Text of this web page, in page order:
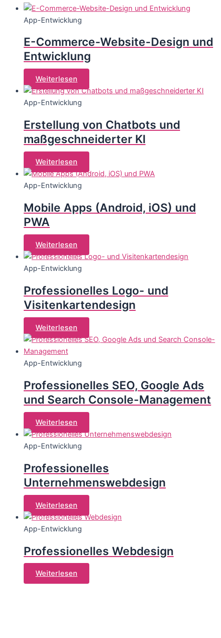
App-Entwicklung
E-Commerce-Website-Design und
Entwicklung
Weiterlesen
App-Entwicklung
Erstellung von Chatbots und
maßgeschneiderter KI
Weiterlesen
App-Entwicklung
Mobile Apps (Android, iOS) und
PWA
Weiterlesen
App-Entwicklung
Professionelles Logo- und
Visitenkartendesign
Weiterlesen
App-Entwicklung
Professionelles SEO, Google Ads
und Search Console-Management
Weiterlesen
App-Entwicklung
Professionelles
Unternehmenswebdesign
Weiterlesen
App-Entwicklung
Professionelles Webdesign
Weiterlesen